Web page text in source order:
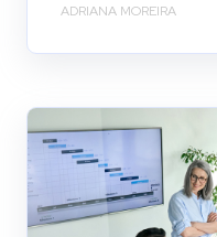
ADRIANA MOREIRA